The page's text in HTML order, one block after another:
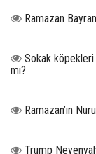
Ramazan
Sokak köpekleri
mi?
Ramazan’ın
Trump